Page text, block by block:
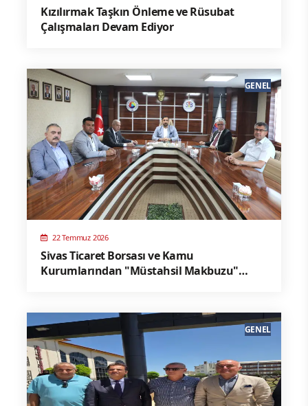
Kızılırmak Taşkın Önleme ve Rüsubat
Çalışmaları Devam Ediyor
22 Temmuz 2026
Sivas Ticaret Borsası ve Kamu
Kurumlarından "Müstahsil Makbuzu"
GENEL
GENEL